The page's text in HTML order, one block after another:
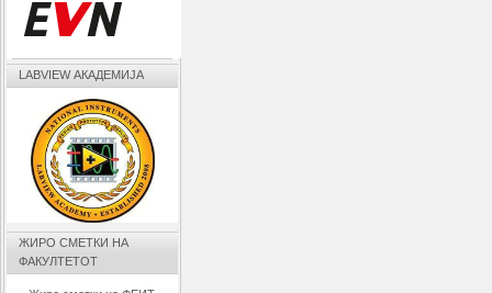
LABVIEW АКАДЕМИЈА
ЖИРО СМЕТКИ НА
ФАКУЛТЕТОТ